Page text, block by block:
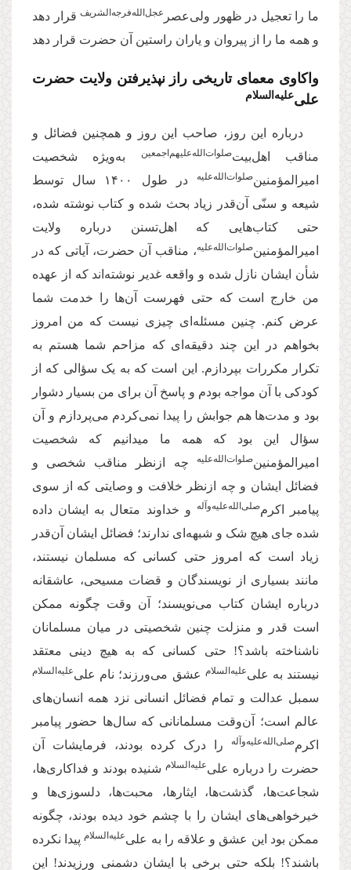
ما را تعجیل در ظهور ولی‌عصر عجل‌‌الله‌‌فرجه‌‌الشریفقرار دهد
و همه ما را از پیروان و یاران راستین آن حضرت قرار دهد
واکاوی معمای تاریخی راز نپذیرفتن ولایت حضرت
علی‌علیه‌‌السلام
درباره این روز، صاحب این روز و همچنین فضائل و
مناقب اهل‌بیت‌صلوات‌‌الله‌‌عليهم‌‌اجمعين
به‌ویژه شخصیت
امیرالمؤمنین‌صلوات‌‌الله‌‌عليه
در طول ۱۴۰۰ سال توسط
شیعه و سنّی آن‌قدر زیاد بحث شده و کتاب نوشته شده،
حتی کتاب‌هایی که اهل‌تسنن درباره ولایت
امیرالمؤمنین‌صلوات‌‌الله‌‌عليه، مناقب آن حضرت، آیاتی که در
شأن ایشان نازل شده و واقعه غدیر نوشته‌اند که از عهده
من خارج است که حتی فهرست آن‌ها را خدمت شما
عرض کنم. چنین مسئله‌ای چیزی نیست که من امروز
بخواهم در این چند دقیقه‌ای که مزاحم شما هستم به
تکرار مکررات بپردازم. این است که به یک سؤالی که از
کودکی با آن مواجه بودم و پاسخ آن برای من بسیار دشوار
بود و مدت‌ها هم جوابش را پیدا نمی‌کردم می‌پردازم و آن
سؤال این بود که همه ما میدانیم که شخصیت
امیرالمؤمنین‌صلوات‌‌الله‌‌عليه
چه ازنظر مناقب شخصی و
فضائل ایشان و چه ازنظر خلافت و وصایتی که از سوی
پیامبر اکرم‌صلی‌‌الله‌‌علیه‌‌و‌آله
و خداوند متعال به ایشان داده
شده جای هیچ شک و شبهه‌ای ندارند؛ فضائل ایشان آن‌قدر
زیاد است که امروز حتی کسانی که مسلمان نیستند،
مانند بسیاری از نویسندگان و قضات مسیحی، عاشقانه
درباره ایشان کتاب می‌نویسند؛ آن وقت چگونه ممکن
است قدر و منزلت چنین شخصیتی در میان مسلمانان
ناشناخته باشد؟! حتی کسانی که به هیچ دینی معتقد
نیستند به علی‌علیه‌‌السلام عشق می‌ورزند؛ نام علی‌علیه‌‌السلام
سمبل عدالت و تمام فضائل انسانی نزد همه انسان‌های
عالم است؛ آن‌وقت مسلمانانی که سال‌ها حضور پیامبر
اکرم‌صلی‌‌الله‌‌علیه‌‌و‌آله
را درک کرده بودند، فرمایشات آن
حضرت را درباره علی‌علیه‌‌السلام شنیده بودند و فداکاری‌ها،
شجاعت‌ها، گذشت‌ها، ایثارها، محبت‌ها، دلسوزی‌ها و
خیرخواهی‌های ایشان را با چشم خود دیده بودند، چگونه
ممکن بود این عشق و علاقه را به علی‌علیه‌‌السلامپیدا نکرده
باشند؟! بلکه حتی برخی با ایشان دشمنی ورزیدند! این